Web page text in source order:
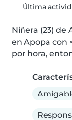
Última
Niñera (23) de
en Apopa con
por hora,